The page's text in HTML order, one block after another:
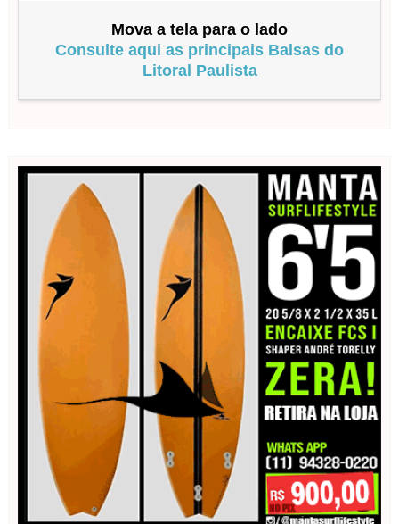
Mova a tela para o lado
Consulte aqui as principais Balsas do
Litoral Paulista